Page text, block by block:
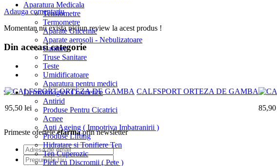
Aparatura Medicala
Tensiometre
Termometre
Aparate Glicemie
Aparate aerosoli - Nebulizatoare
Cantare
Truse Sanitare
Teste
Umidificatoare
Aparatura pentru medici
Dermatologice Cosmetice
Antirid
Produse Pentru Cicatrici
Acnee
Anti Ageing ( Impotriva Imbatranirii )
Produse Lifting
Hidratare si Tonifiere Ten
Ten Cuperozic
Piele cu Discromii ( Pete )
Adauga comentariu
Momentan nu exista niciun review la acest produs !
Din aceeasi categorie
CALFSPORT ORTEZA DE GAMBA
95,50 lei
Primeste oferteleefarmaprin newsletter